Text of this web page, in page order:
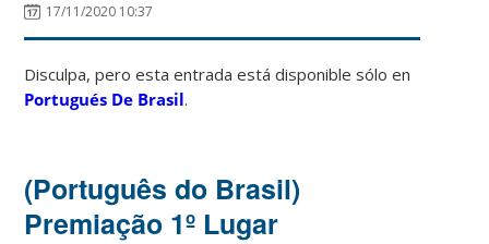
17/11/2020 10:37
Disculpa, pero esta entrada está disponible sólo en
Portugués De Brasil.
(Português do Brasil)
Premiação 1º Lugar